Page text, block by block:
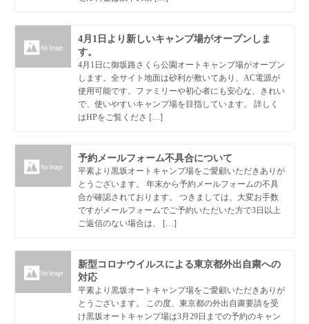
4月1日より新しいキャンプ場がオープンしま
す。
4月1日に御坂路さくら公園オートキャンプ場がオープン
します。全サイト地面は砂利が敷いてあり、AC電源が
使用可能です。ファミリーや初心者にも安心な、きれい
で、使いやすいキャンプ場を目指しています。 詳しく
はHPをご覧くださ […]
予約メールフォーム不具合について
平素より黒坂オートキャンプ場をご愛顧いただきありが
とうございます。 年末から予約メールフォームの不具
合が確認されております。 つきましては、大変お手数
ですがメールフォームでご予約いただいた方で3日以上
ご返信のない場合は、 […]
新型コロナウイルスによる東京都外出自粛への
対応
平素より黒坂オートキャンプ場をご愛顧いただきありが
とうございます。 この度、東京都の外出自粛要請を受
け黒坂オートキャンプ場は3月29日までの予約のキャン